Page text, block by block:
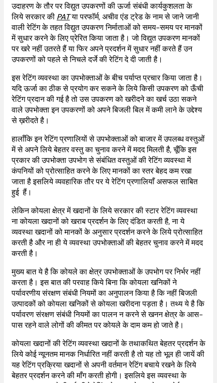
उदाहरण के तौर पर विद्युत उपकरणों की ऊर्जा संबंधी कार्यकुशलता के
लिये सरकार की PATया परफॉर्म, अचीव एंड ट्रेड के नाम से जाने जानी
वाली रेटिंग के तहत विद्युत उपकरण निर्माताओं को समय-समय पर मानकों
में सुधार करने के लिए प्रेरित किया जाता है। जो विद्युत उपकरण मानकों
पर खरे नहीं उतरते हैं या फिर अपने प्रदर्शन में सुधार नहीं करते हैं उन
उपकरणों को पहले से निचले दर्जे की रेटिंग दे दी जाती है।
इस रेटिंग व्यवस्था का उपभोक्ताओं के बीच पर्याप्त प्रचार किया जाता है।
यदि ऊर्जा का ठीक से प्रयोग कर सकने के लिये किसी उपकरण को ऊँची
रेटिंग प्रदान की गई है तो उस उपकरण को खरीदने का खर्च उठा सकने
वाले उपभोक्ता इन उपकरणों को अपने बिजली बिल में कमी लाने के उद्देश्य
से ख़रीदते है।
हालाँकि इन रेटिंग प्रणालियों से उपभोक्ताओं को बाजार में उपलब्ध वस्तुओं
में से अपने लिये बेहतर वस्तु का चुनाव करने में मदद मिलती है, चूँकि इस
प्रकार की उपभोक्ता उपभोग से संबंधित वस्तुओं की रेटिंग व्यवस्था में
कंपनियों को प्रोत्साहित करने के लिए मानकों का स्तर बेहद कम रखा
जाता है इसलिये व्यवहारिक तौर पर ये रेटिंग प्रणालियाँ असफल साबित
हुई हैं।
लेकिन कोयला क्षेत्र में खदानों के लिये सरकार की स्टार रेटिंग व्यवस्था
ना कोयला खदानों को खराब प्रदर्शन के लिए दंडित करती है, ना ये
व्यवस्था खदानों को मानकों के अनुसार प्रदर्शन करने के लिये प्रोत्साहित
करती है और ना ही ये व्यवस्था उपभोक्ताओं की बेहतर चुनाव करने में मदद
करती है।
मुख्य बात ये है कि कोयले का क्षेत्र उपभोक्ताओं के उपभोग पर निर्भर नहीं
करता है। इस बात की परवाह किये बिना कि कोयला खनिकों ने
पर्यावरणीय संरक्षण संबंधी नियमों का अनुपालन किया है कि नहीं बिजली
उत्पादकों को कोयला खनिकों से कोयला खरीदना पड़ता है। तथ्य ये है कि
पर्यावरण संरक्षण संबंधी नियमों का पालन न करने से खनन क्षेत्र के आस-
पास रहने वाले लोगों की कीमत पर कोयले के दाम कम हो जाते है।
कोयला खदानों की रेटिंग व्यवस्था खदानों के तथाकथित बेहतर प्रदर्शन के
लिये कोई न्यूनतम मानक निर्धारित नहीं करती है तो यह तो भूल ही जायें की
यह रेटिंग प्रक्रिया खदानों से अपनी वर्तमान रेटिंग बचाये रखने के लिये
बेहतर प्रदर्शन करने की माँग करती होगी। इसलिये इस व्यवस्था के